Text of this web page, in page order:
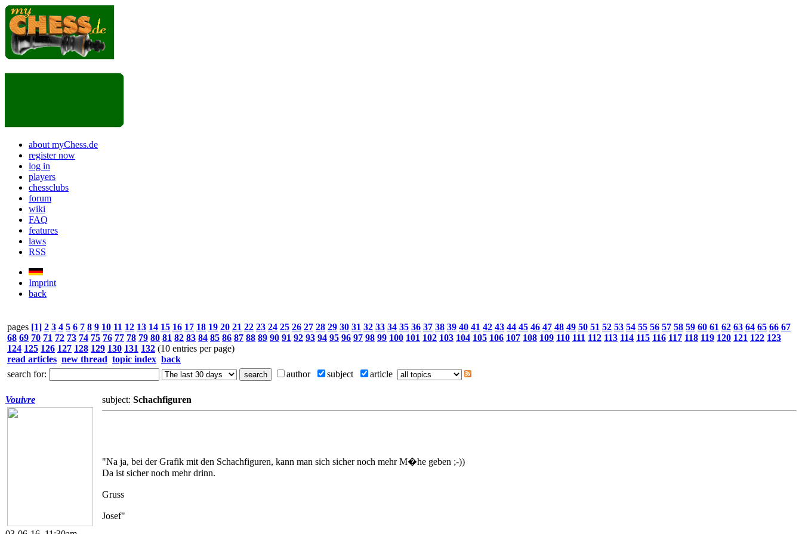
about myChess.de
register now
log in
players
chessclubs
forum
wiki
FAQ
features
laws
RSS
Imprint
back
pages [1] 2 3 4 5 6 7 8 9 10 11 12 13 14 15 16 17 18 19 20 21 22 23 24 25 26 27 28 29 30 31 32 33 34 35 36 37 38 39 40 41 42 43 44 45 46 47 48 49 50 51 52 53 54 55 56 57 58 59 60 61 62 63 64 65 66 67
68 69 70 71 72 73 74 75 76 77 78 79 80 81 82 83 84 85 86 87 88 89 90 91 92 93 94 95 96 97 98 99 100 101 102 103 104 105 106 107 108 109 110 111 112 113 114 115 116 117 118 119 120 121 122 123
124 125 126 127 128 129 130 131 132 (10 entries per page)
read articles new thread topic index back
search for:
author subject article
Vouivre subject: Schachfiguren
"Na ja, bei der Grafik mit den Schachfiguren, kann man sich sicher noch mehr M�he geben ;-))
Da ist sicher noch mehr drinn.
Gruss
Josef"